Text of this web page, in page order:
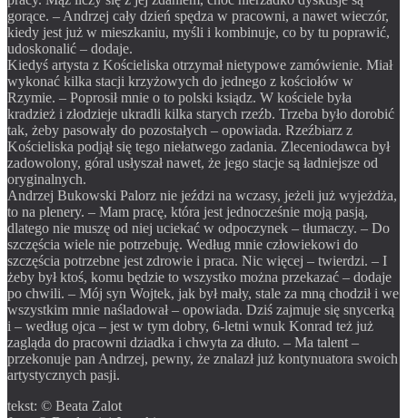
gorące. – Andrzej cały dzień spędza w pracowni, a nawet wieczór,
kiedy jest już w mieszkaniu, myśli i kombinuje, co by tu poprawić,
udoskonalić – dodaje.
Kiedyś artysta z Kościeliska otrzymał nietypowe zamówienie. Miał
wykonać kilka stacji krzyżowych do jednego z kościołów w
Rzymie. – Poprosił mnie o to polski ksiądz. W kościele była
kradzież i złodzieje ukradli kilka starych rzeźb. Trzeba było dorobić
tak, żeby pasowały do pozostałych – opowiada. Rzeźbiarz z
Kościeliska podjął się tego niełatwego zadania. Zleceniodawca był
zadowolony, góral usłyszał nawet, że jego stacje są ładniejsze od
oryginalnych.
Andrzej Bukowski Palorz nie jeździ na wczasy, jeżeli już wyjeżdża,
to na plenery. – Mam pracę, która jest jednocześnie moją pasją,
dlatego nie muszę od niej uciekać w odpoczynek – tłumaczy. – Do
szczęścia wiele nie potrzebuję. Według mnie człowiekowi do
szczęścia potrzebne jest zdrowie i praca. Nic więcej – twierdzi. – I
żeby był ktoś, komu będzie to wszystko można przekazać – dodaje
po chwili. – Mój syn Wojtek, jak był mały, stale za mną chodził i we
wszystkim mnie naśladował – opowiada. Dziś zajmuje się snycerką
i – według ojca – jest w tym dobry, 6-letni wnuk Konrad też już
zagląda do pracowni dziadka i chwyta za dłuto. – Ma talent –
przekonuje pan Andrzej, pewny, że znalazł już kontynuatora swoich
artystycznych pasji.
tekst: © Beata Zalot